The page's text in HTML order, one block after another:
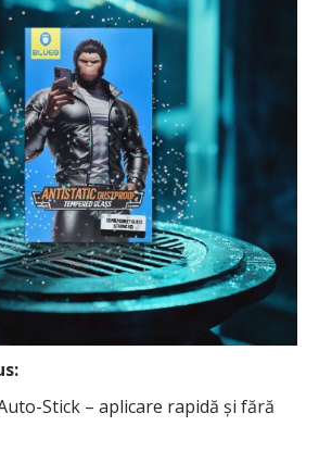
Stick – aplicare rapidă și fără